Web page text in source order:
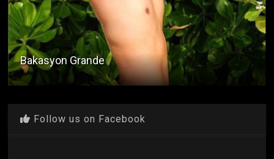
Bakasyon Grande
Follow us on Facebook